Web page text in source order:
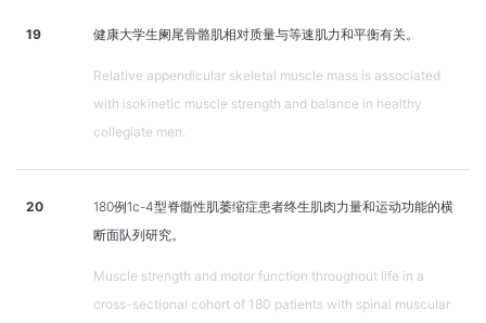
19 健康大学生阑尾骨骼肌相对质量与等速肌力和平衡有关。
Relative appendicular skeletal muscle mass is associated
with isokinetic muscle strength and balance in healthy
collegiate men.
20
180例1c-4型脊髓性肌萎缩症患者终生肌肉力量和运动功能的横
断面队列研究。
Muscle strength and motor function throughout life in a
cross-sectional cohort of 180 patients with spinal muscular